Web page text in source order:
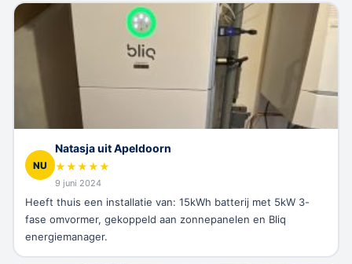
NU
Natasja uit Apeldoorn
★★★★★
9 juni 2024
Heeft thuis een installatie van: 15kWh batterij met 5kW 3-
fase omvormer, gekoppeld aan zonnepanelen en Bliq
energiemanager.